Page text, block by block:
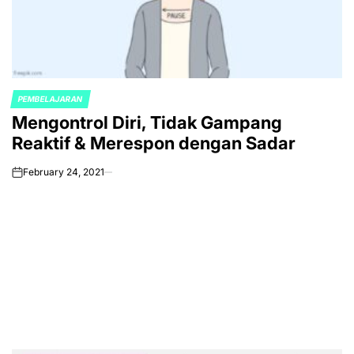
POSTED
IN
PEMBELAJARAN
Mengontrol Diri, Tidak Gampang
Reaktif & Merespon dengan Sadar
onFebruary 24, 2021